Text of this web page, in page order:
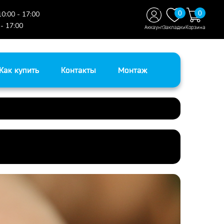
- 17:00
17:00
АккаунтЗакладки
0
Корзина
0
Как купить Контакты Монтаж